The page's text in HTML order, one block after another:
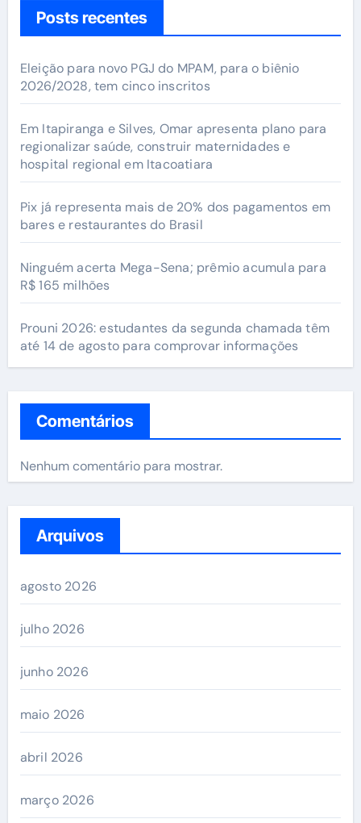
Posts recentes
Eleição para novo PGJ do MPAM, para o biênio
2026/2028, tem cinco inscritos
Em Itapiranga e Silves, Omar apresenta plano para
regionalizar saúde, construir maternidades e
hospital regional em Itacoatiara
Pix já representa mais de 20% dos pagamentos em
bares e restaurantes do Brasil
Ninguém acerta Mega-Sena; prêmio acumula para
R$ 165 milhões
Prouni 2026: estudantes da segunda chamada têm
até 14 de agosto para comprovar informações
Comentários
Nenhum comentário para mostrar.
Arquivos
agosto 2026
julho 2026
junho 2026
maio 2026
abril 2026
março 2026